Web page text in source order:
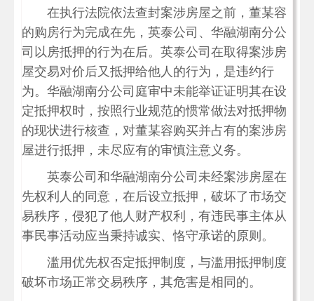
在执行法院依法查封案涉房屋之前，董某容
的购房行为完成在先，英泰公司、华融湖南分公
司以房抵押的行为在后。英泰公司在取得案涉房
屋交易对价后又抵押给他人的行为，是违约行
为。华融湖南分公司庭审中未能举证证明其在设
定抵押权时，按照行业规范的惯常做法对抵押物
的现状进行核查，对董某容购买并占有的案涉房
屋进行抵押，未尽应有的审慎注意义务。
英泰公司和华融湖南分公司未经案涉房屋在
先权利人的同意，在后设立抵押，破坏了市场交
易秩序，侵犯了他人财产权利，有违民事主体从
事民事活动应当秉持诚实、恪守承诺的原则。
滥用优先权否定抵押制度，与滥用抵押制度
破坏市场正常交易秩序，其危害是相同的。